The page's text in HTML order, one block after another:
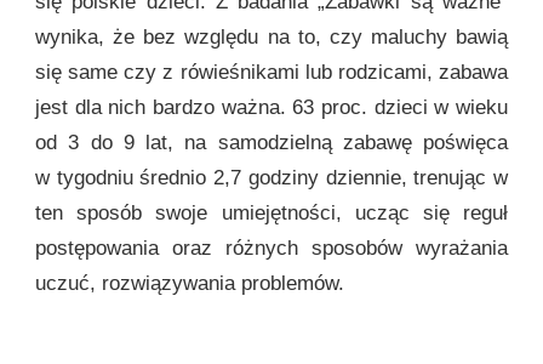
wynika, że bez względu na to, czy maluchy bawią
się same czy z rówieśnikami lub rodzicami, zabawa
jest dla nich bardzo ważna. 63 proc. dzieci w wieku
od 3 do 9 lat, na samodzielną zabawę poświęca
w tygodniu średnio 2,7 godziny dziennie, trenując w
ten sposób swoje umiejętności, ucząc się reguł
postępowania oraz różnych sposobów wyrażania
uczuć, rozwiązywania problemów.